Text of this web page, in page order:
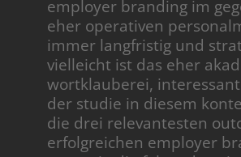
employer branding im
eher operativen
immer langfristig und
vielleicht ist das eher
wortklauberei,
der studie in diesem
die drei relevantesten
erfolgreichen employer